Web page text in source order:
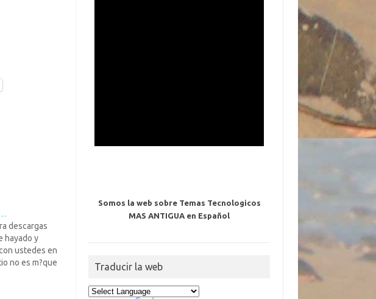
descargas
hayado y
ustedes en
no es m?que
Somos la web sobre Temas Tecnologicos
MAS ANTIGUA en Español
Traducir la web